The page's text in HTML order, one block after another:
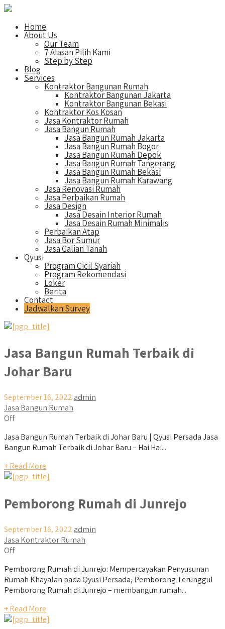
Home
About Us
Our Team
7 Alasan Pilih Kami
Step by Step
Blog
Services
Kontraktor Bangunan Rumah
Kontraktor Bangunan Jakarta
Kontraktor Bangunan Bekasi
Kontraktor Kos Kosan
Jasa Kontraktor Rumah
Jasa Bangun Rumah
Jasa Bangun Rumah Jakarta
Jasa Bangun Rumah Bogor
Jasa Bangun Rumah Depok
Jasa Bangun Rumah Tangerang
Jasa Bangun Rumah Bekasi
Jasa Bangun Rumah Karawang
Jasa Renovasi Rumah
Jasa Perbaikan Rumah
Jasa Design
Jasa Desain Interior Rumah
Jasa Desain Rumah Minimalis
Perbaikan Atap
Jasa Bor Sumur
Jasa Galian Tanah
Qyusi
Program Cicil Syariah
Program Rekomendasi
Loker
Berita
Contact
Jadwalkan Survey
Jasa Bangun Rumah Terbaik di
Johar Baru
September 16, 2022 admin
Jasa Bangun Rumah
Off
Jasa Bangun Rumah Terbaik di Johar Baru | Qyusi Persada Jasa
Bangun Rumah Terbaik di Johar Baru – Hai Hai...
+ Read More
Pemborong Rumah di Junrejo
September 16, 2022 admin
Jasa Kontraktor Rumah
Off
Pemborong Rumah di Junrejo: Mempercayakan Penyusunan
Rumah Khayalan pada Qyusi Persada, Pemborong Terunggul
Pemborong Rumah di Junrejo – membangun rumah...
+ Read More